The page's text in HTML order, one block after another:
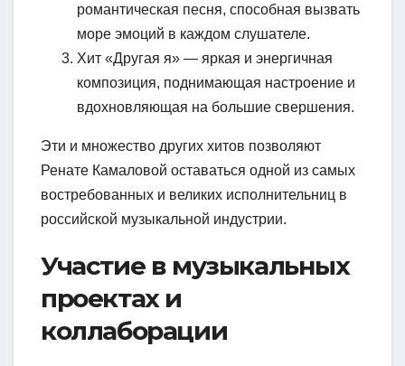
романтическая песня, способная вызвать
море эмоций в каждом слушателе.
Хит «Другая я» — яркая и энергичная
композиция, поднимающая настроение и
вдохновляющая на большие свершения.
Эти и множество других хитов позволяют
Ренате Камаловой оставаться одной из самых
востребованных и великих исполнительниц в
российской музыкальной индустрии.
Участие в музыкальных
проектах и
коллаборации